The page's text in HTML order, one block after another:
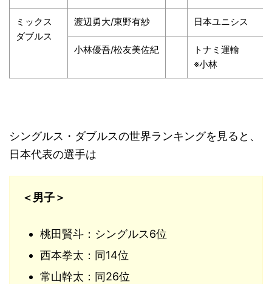
ミックス
ダブルス
渡辺勇大/東野有紗 日本ユニシス
小林優吾/松友美佐紀
トナミ運輸
※小林
シングルス・ダブルスの世界ランキングを見ると、
日本代表の選手は
＜男子＞
桃田賢斗：シングルス6位
西本拳太：同14位
常山幹太：同26位